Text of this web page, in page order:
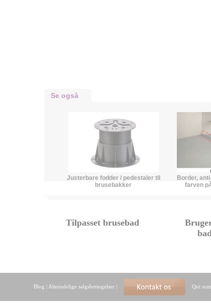
Se også
Justerbare fodder / pedestaler til
brusebakker
Border,
farven
Tilpasset brusebad
Blog | Almindelige salgsbetingelser | Qui